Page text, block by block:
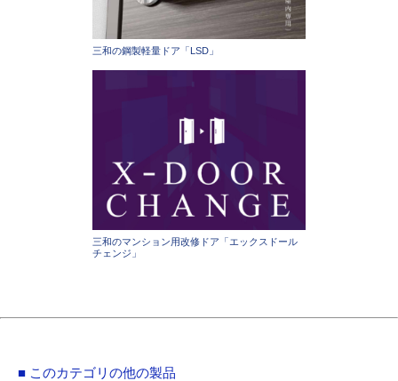
三和の鋼製軽量ドア「LSD」
三和のマンション用改修ドア「エックスドール
チェンジ」
■ このカテゴリの他の製品